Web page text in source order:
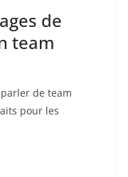
de
team
de team
pour les